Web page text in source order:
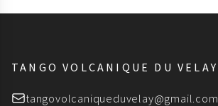
TANGO VOLCANIQUE DU VELAY
tangovolcaniqueduvelay@gmail.com